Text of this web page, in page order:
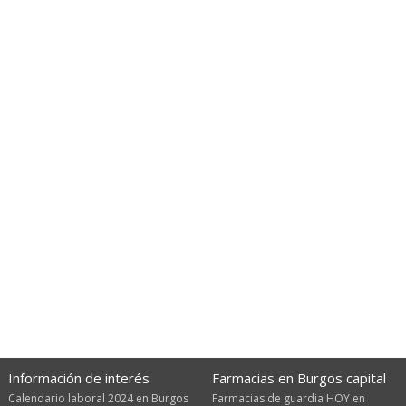
Información de interés
Calendario laboral 2024 en Burgos
Farmacias en Burgos capital
Farmacias de guardia HOY en